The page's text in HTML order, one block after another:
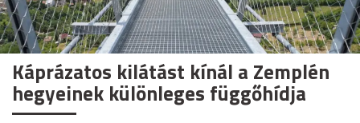
Káprázatos kilátást kínál a Zemplén
hegyeinek különleges függőhídja